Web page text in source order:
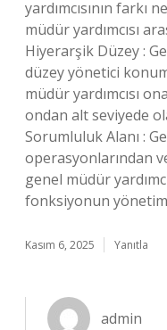
yardımcısının farkı
müdür yardımcısı
Hiyerarşik Düzey :
düzey yönetici
müdür yardımcısı
ondan alt seviyede
Sorumluluk Alanı :
operasyonlarından
genel müdür
fonksiyonun
Kasım 6, 2025 Yanıtla
admin